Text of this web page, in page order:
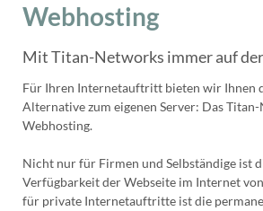
Webhosting
Mit Titan-Networks immer auf
Für Ihren Internetauftritt bieten wir Ihnen
Alternative zum eigenen Server: Das
Webhosting.
Nicht nur für Firmen und Selbständige ist
Verfügbarkeit der Webseite im Internet
für private Internetauftritte ist die